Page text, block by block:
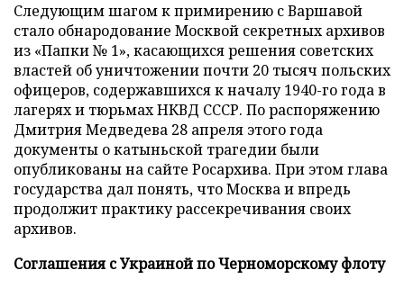
Следующим шагом к примирению с Варшавой
стало обнародование Москвой секретных архивов
из «Папки № 1», касающихся решения советских
властей об уничтожении почти 20 тысяч польских
офицеров, содержавшихся к началу 1940-го года в
лагерях и тюрьмах НКВД СССР. По распоряжению
Дмитрия Медведева 28 апреля этого года
документы о катыньской трагедии были
опубликованы на сайте Росархива. При этом глава
государства дал понять, что Москва и впредь
продолжит практику рассекречивания своих
архивов.
Соглашения с Украиной по Черноморскому флоту